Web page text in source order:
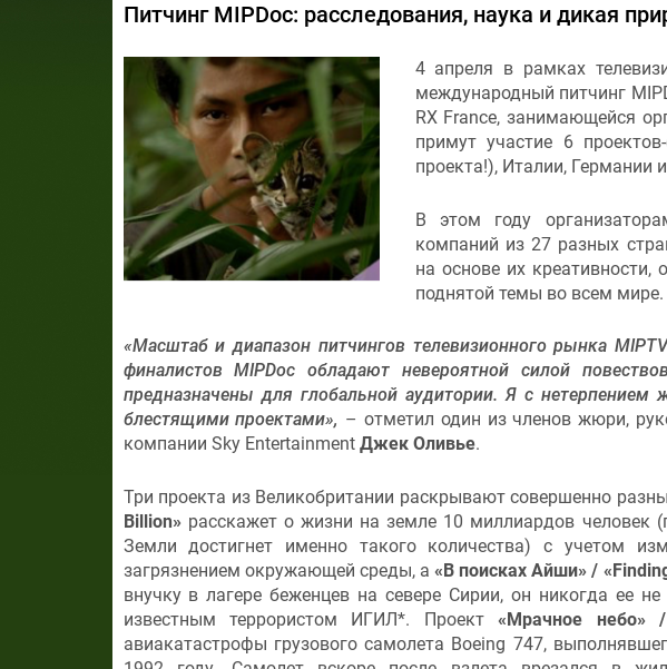
Питчинг MIPDoc: расследования, наука и дикая
4 апреля в рамках
международный питчинг
RX France, занимающейся
примут участие 6
проекта!), Италии, Германии
В этом году
компаний из 27 разных
на основе их креативности,
поднятой темы во всем мире.
«Масштаб и диапазон питчингов телевизионного рынка
финалистов MIPDoc обладают невероятной силой
предназначены для глобальной аудитории. Я с нетерпением
блестящими проектами», – отметил один из членов жюри,
компании Sky Entertainment Джек Оливье.
Три проекта из Великобритании раскрывают совершенно
Billion» расскажет о жизни на земле 10 миллиардов человек
Земли достигнет именно такого количества) с учетом
загрязнением окружающей среды, а«В поисках Айши» /
внучку в лагере беженцев на севере Сирии, он никогда ее
известным террористом ИГИЛ*. Проект«Мрачное небо»
авиакатастрофы грузового самолета Boeing 747,